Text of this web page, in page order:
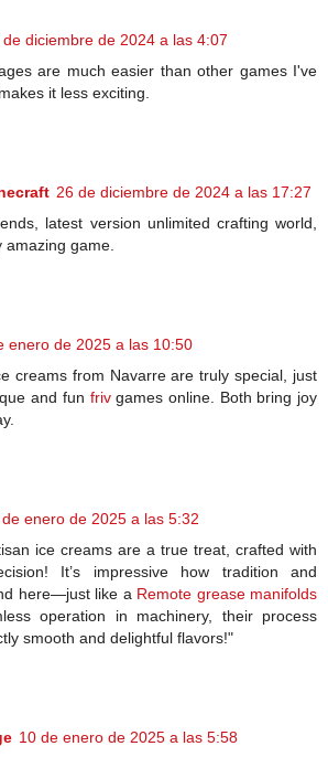
de diciembre de 2024 a las 4:07
are much easier than other games I've
it less exciting.
26 de diciembre de 2024 a las 17:27
latest version unlimited crafting world,
amazing game.
enero de 2025 a las 10:50
creams from Navarre are truly special, just
and fun frivgames online. Both bring joy
enero de 2025 a las 5:32
ice creams are a true treat, crafted with
It’s impressive how tradition and
here—just like a Remote grease manifolds
operation in machinery, their process
smooth and delightful flavors!"
10 de enero de 2025 a las 5:58